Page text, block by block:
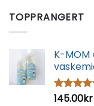
TOPPRANGERT
K-MOM
Vurdert
145.00kr